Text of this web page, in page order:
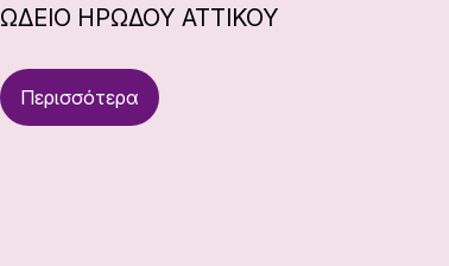
ΩΔΕΙΟ ΗΡΩΔΟΥ ΑΤΤΙΚΟΥ
Περισσότερα